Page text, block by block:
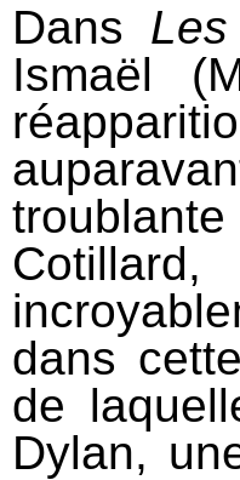
Dans
Ismaël
dans
de
Dylan,